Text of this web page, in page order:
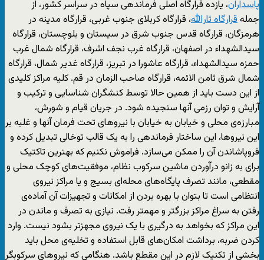
پاسداران، یازده قرارگاه اصلی فرماندهی سپاه در سراسر کشور، از
جملهقرارگاه ثارالله، قرارگاه کربلای جنوب غربی، قرارگاه مدینه در
هرمزگان، قرارگاه قدس جنوب شرق در سیستان و بلوچستان، قرارگاه
سیدالشهداء در اصفهان، قرارگاه غرب نجف اشرف، قرارگاه شمال غرب
حمزه سیدالشهداء، قرارگاه عاشورا در تبریز، قرارگاه غدیر شمال، قرارگاه
شمال شرق ثامن الائمه، قرارگاه صاحب الزمان در قم. کلیه مراکز کلیدی
از این دست باید از همین حالا توسط کنشگران شناسایی و ترکیب و
آرایش و توان رزمی آنها سنجیده شود. در جریان قیام و شورش،
مبارزه‌ی محلی و خیابان به خیابان با نیروهای تحت فرمان آنها و غلبه بر
این نیروها، این ساختار فرماندهی را به یک قالب توخالی تبدیل کرده و
فروپاشاندن آن را ممکن می‌سازد. فراموش نکنیم که بهترین تاکتیک
برای به زانو درآوردن ماشین سرکوب نظام، موفقیت‌های کوچک محلی و
مقطعی، مانند تصرف پایگاه‌های محله‌ای بسیج و یا مراکز نیروی
انتظامی است تا بتوان با بهره بردن از امکانات و تجهیزات آن آماده‌ی
رفتن به سراغ مراکز بزرگتر و مهمتر رفت. نیازی به تصرف و ماندن در
این مراکز که بخواهد به درگیری با یک نیروی مجهزتر بشود نیست. وارد
کردن ضربه، برداشت امکان‌های قابل استفاده و تخلیه‌ی محل باید
بخشی از تکنیک لازم در این مقطع باشد. هنگامی که نیروهای سرکوبگر